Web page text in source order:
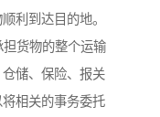
利到达目的地。
货物的整个运输
储、保险、报关
相关的事务委托